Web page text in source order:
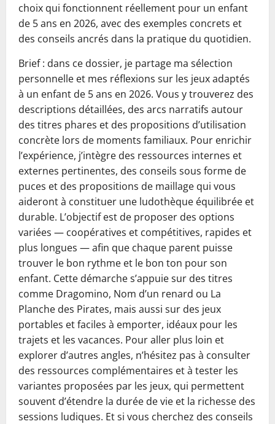
choix qui fonctionnent réellement pour un enfant
de 5 ans en 2026, avec des exemples concrets et
des conseils ancrés dans la pratique du quotidien.
Brief : dans ce dossier, je partage ma sélection
personnelle et mes réflexions sur les jeux adaptés
à un enfant de 5 ans en 2026. Vous y trouverez des
descriptions détaillées, des arcs narratifs autour
des titres phares et des propositions d’utilisation
concrète lors de moments familiaux. Pour enrichir
l’expérience, j’intègre des ressources internes et
externes pertinentes, des conseils sous forme de
puces et des propositions de maillage qui vous
aideront à constituer une ludothèque équilibrée et
durable. L’objectif est de proposer des options
variées — coopératives et compétitives, rapides et
plus longues — afin que chaque parent puisse
trouver le bon rythme et le bon ton pour son
enfant. Cette démarche s’appuie sur des titres
comme Dragomino, Nom d’un renard ou La
Planche des Pirates, mais aussi sur des jeux
portables et faciles à emporter, idéaux pour les
trajets et les vacances. Pour aller plus loin et
explorer d’autres angles, n’hésitez pas à consulter
des ressources complémentaires et à tester les
variantes proposées par les jeux, qui permettent
souvent d’étendre la durée de vie et la richesse des
sessions ludiques. Et si vous cherchez des conseils